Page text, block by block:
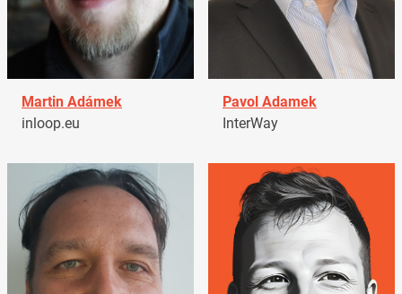
Martin Adámek
inloop.eu
Pavol Adamek
InterWay